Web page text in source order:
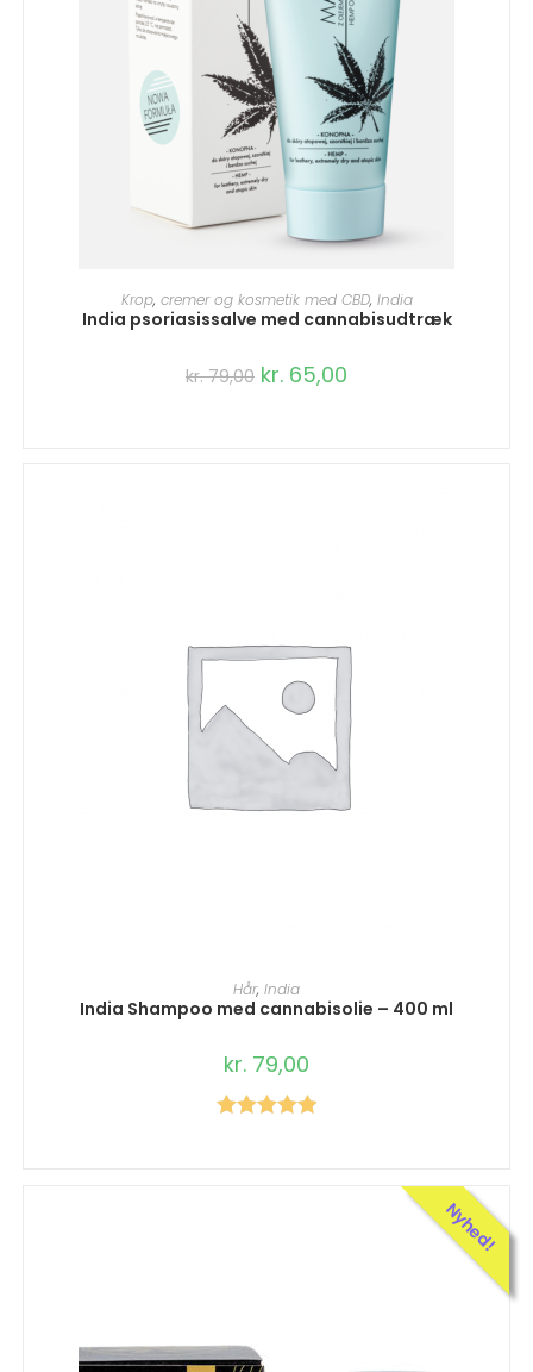
TILFØJ TIL KURV
Krop, cremer og kosmetik med CBD, India
India psoriasissalve med cannabisudtræk
kr.79,00 kr. 65,00
TILFØJ TIL KURV
Hår, India
India Shampoo med cannabisolie – 400 ml
kr. 79,00
Nyhed!